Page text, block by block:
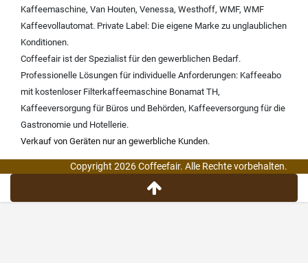
Kaffeemaschine, Van Houten, Venessa, Westhoff, WMF, WMF
Kaffeevollautomat. Private Label: Die eigene Marke zu unglaublichen
Konditionen.
Coffeefair ist der Spezialist für den gewerblichen Bedarf.
Professionelle Lösungen für individuelle Anforderungen: Kaffeeabo
mit kostenloser Filterkaffeemaschine Bonamat TH,
Kaffeeversorgung für Büros und Behörden, Kaffeeversorgung für die
Gastronomie und Hotellerie.
Verkauf von Geräten nur an gewerbliche Kunden.
Copyright 2026 Coffeefair. Alle Rechte vorbehalten.